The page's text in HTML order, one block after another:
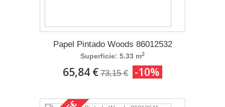
Papel Pintado Woods 86012532
Superficie: 5.33 m2
65,84 € 73,15 € -10%